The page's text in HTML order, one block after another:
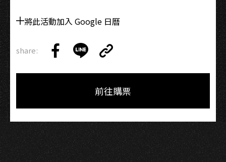
將此活動加入 Google 日曆
share:
on
on
Link
Copy
前往購票